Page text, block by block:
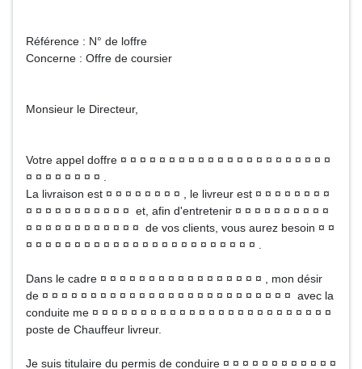
Référence : N° de loffre
Concerne : Offre de coursier
Monsieur le Directeur,
Votre appel doffre ¤ ¤ ¤ ¤ ¤ ¤ ¤ ¤ ¤ ¤ ¤ ¤ ¤ ¤ ¤ ¤ ¤ ¤ ¤ ¤ ¤ ¤
¤ ¤ ¤ ¤ ¤ ¤ ¤ ¤ .
La livraison est ¤ ¤ ¤ ¤ ¤ ¤ ¤ ¤ , le livreur est ¤ ¤ ¤ ¤ ¤ ¤ ¤ ¤
¤ ¤ ¤ ¤ ¤ ¤ ¤ ¤ ¤ ¤ ¤ et, afin d'entretenir ¤ ¤ ¤ ¤ ¤ ¤ ¤ ¤ ¤ ¤
¤ ¤ ¤ ¤ ¤ ¤ ¤ ¤ ¤ ¤ ¤ ¤ de vos clients, vous aurez besoin ¤ ¤
¤ ¤ ¤ ¤ ¤ ¤ ¤ ¤ ¤ ¤ ¤ ¤ ¤ ¤ ¤ ¤ ¤ ¤ ¤ ¤ ¤ ¤ ¤ ¤ .
Dans le cadre ¤ ¤ ¤ ¤ ¤ ¤ ¤ ¤ ¤ ¤ ¤ ¤ ¤ ¤ ¤ ¤ ¤ , mon désir
de ¤ ¤ ¤ ¤ ¤ ¤ ¤ ¤ ¤ ¤ ¤ ¤ ¤ ¤ ¤ ¤ ¤ ¤ ¤ ¤ ¤ ¤ ¤ ¤ ¤ ¤ avec la
conduite me ¤ ¤ ¤ ¤ ¤ ¤ ¤ ¤ ¤ ¤ ¤ ¤ ¤ ¤ ¤ ¤ ¤ ¤ ¤ ¤ ¤ ¤ ¤ ¤ ¤
poste de Chauffeur livreur.
Je suis titulaire du permis de conduire ¤ ¤ ¤ ¤ ¤ ¤ ¤ ¤ ¤ ¤ ¤ ¤